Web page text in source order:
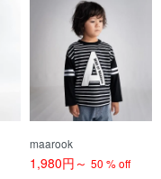
maarook
1,980円～ 50 % off